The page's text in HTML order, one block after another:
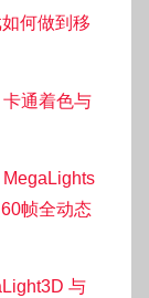
何做到移
通着色与
MegaLights
帧全动态
与